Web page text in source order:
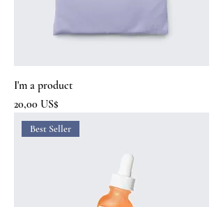
I'm a product
Precio
20,00 US$
Best Seller